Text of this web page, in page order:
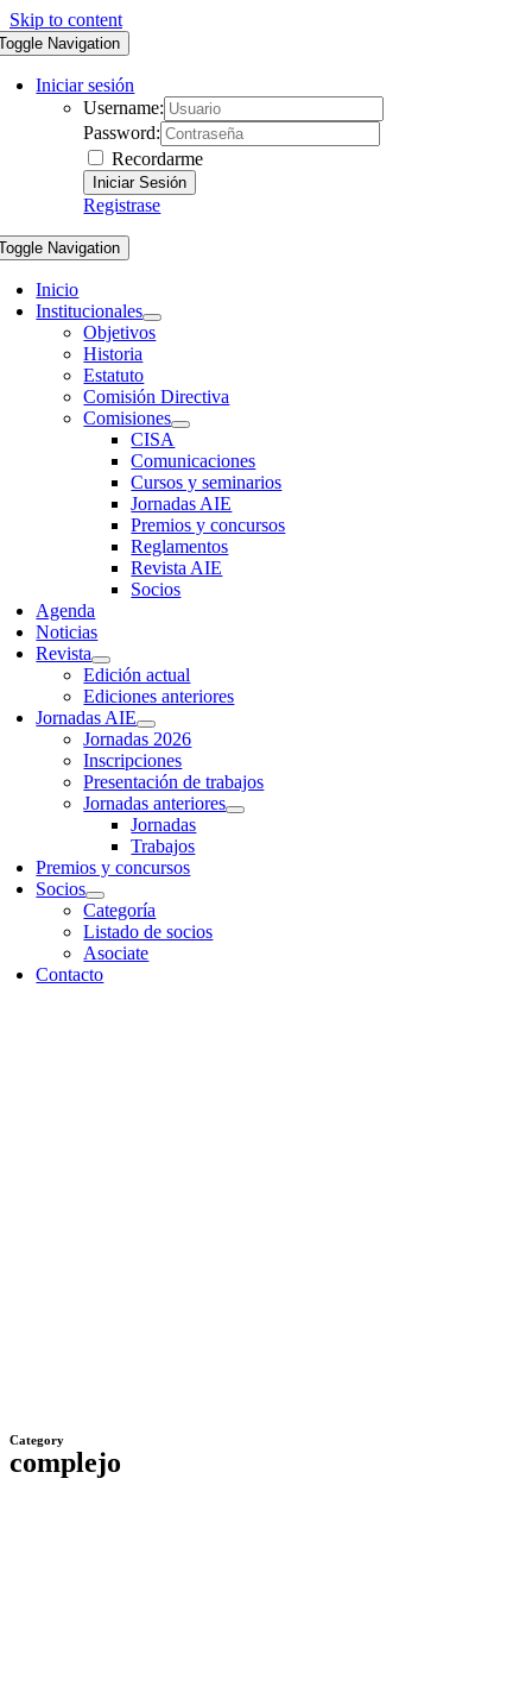
Skip to content
Navigation
Iniciar sesión
Username:
Password:
Recordarme
Registrase
Navigation
Inicio
Institucionales
Objetivos
Historia
Estatuto
Comisión Directiva
Comisiones
CISA
Comunicaciones
Cursos y seminarios
Jornadas AIE
Premios y concursos
Reglamentos
Revista AIE
Socios
Agenda
Noticias
Revista
Edición actual
Ediciones anteriores
Jornadas AIE
Jornadas 2026
Inscripciones
Presentación de trabajos
Jornadas anteriores
Jornadas
Trabajos
Premios y concursos
Socios
Categoría
Listado de socios
Asociate
Contacto
Category
complejo